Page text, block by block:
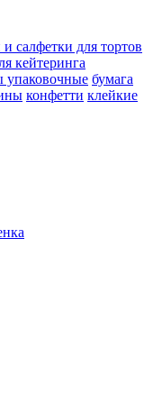
салфетки для тортов
кейтеринга
упаковочные бумага
конфетти клейкие